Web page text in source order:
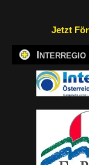
Jetzt
Interregio